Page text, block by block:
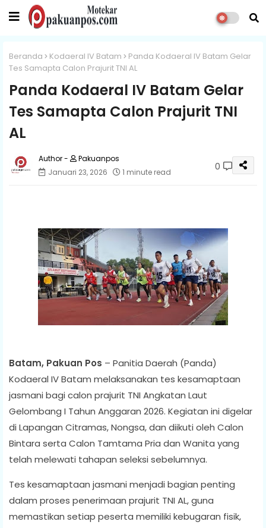
Beranda Kodaeral IV Batam
Panda Kodaeral IV Batam Gelar
Tes Samapta Calon Prajurit TNI AL
Panda Kodaeral IV Batam Gelar
Tes Samapta Calon Prajurit TNI
AL
Pakuanpos
Januari 23, 2026
1 minute read 0
Batam, Pakuan Pos – Panitia Daerah (Panda)
Kodaeral IV Batam melaksanakan tes kesamaptaan
jasmani bagi calon prajurit TNI Angkatan Laut
Gelombang I Tahun Anggaran 2026. Kegiatan ini digelar
di Lapangan Citramas, Nongsa, dan diikuti oleh Calon
Bintara serta Calon Tamtama Pria dan Wanita yang
telah melewati tahapan seleksi sebelumnya.
Tes kesamaptaan jasmani menjadi bagian penting
dalam proses penerimaan prajurit TNI AL, guna
memastikan setiap peserta memiliki kebugaran fisik,